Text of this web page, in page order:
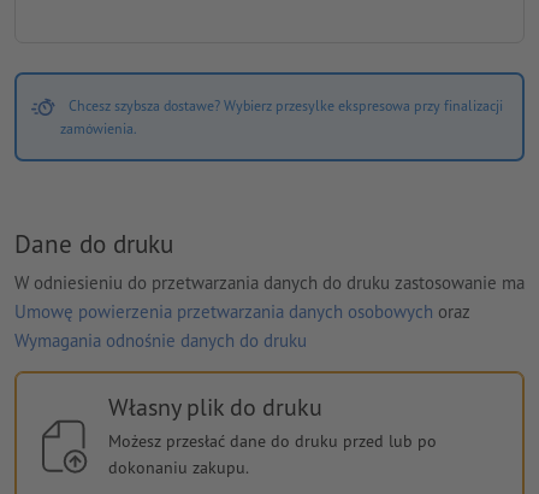
Chcesz szybsza dostawe? Wybierz przesylke ekspresowa przy finalizacji
zamówienia.
Dane do druku
W odniesieniu do przetwarzania danych do druku zastosowanie ma
Umowę powierzenia przetwarzania danych osobowych oraz
Wymagania odnośnie danych do druku
Własny plik do druku
Możesz przesłać dane do druku przed lub po
dokonaniu zakupu.